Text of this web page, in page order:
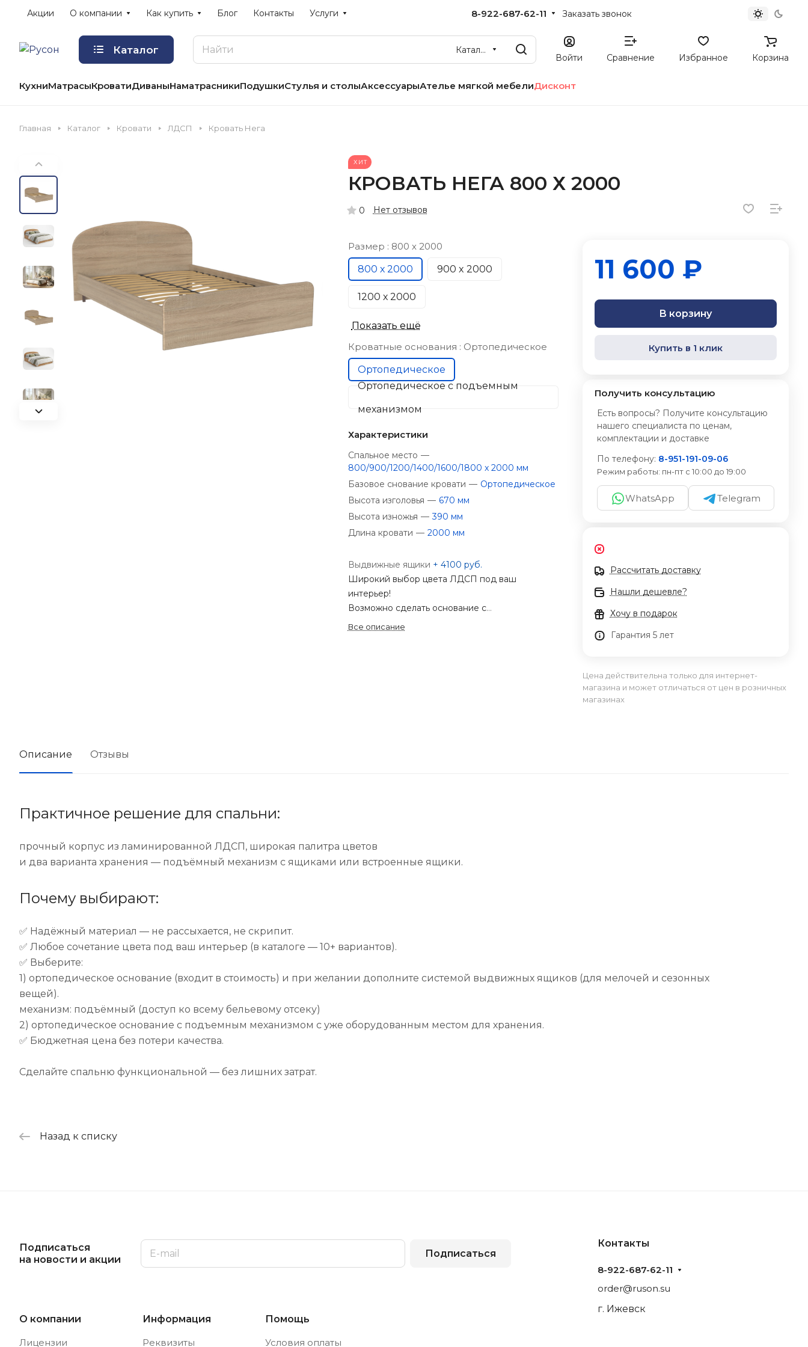
Акции О компании Как купить Блог Контакты Услуги 8-922-687-62-11 Заказать звонок
Каталог Каталог
Войти Сравнение Избранное Корзина
КухниМатрасыКроватиДиваныНаматрасникиПодушкиСтулья и столыАксессуарыАтелье мягкой мебелиДисконт
Главная Каталог Кровати ЛДСП Кровать Нега
ХИТ
КРОВАТЬ НЕГА 800 Х 2000
0 Нет отзывов
Размер : 800 х 2000
800 х 2000
900 x 2000
1200 х 2000
Показать ещё
Кроватные основания : Ортопедическое
Ортопедическое
Ортопедическое с подъемным
механизмом
Характеристики
Спальное место —
800/900/1200/1400/1600/1800 x 2000 мм
Базовое снование кровати — Ортопедическое
Высота изголовья — 670 мм
Высота изножья — 390 мм
Длина кровати — 2000 мм
Выдвижные ящики + 4100 руб.
Широкий выбор цвета ЛДСП под ваш
интерьер!
Возможно сделать основание с
металлокаркасом!
Все описание
11 600 ₽
В корзину
Купить в 1 клик
Получить консультацию
Есть вопросы? Получите консультацию
нашего специалиста по ценам,
комплектации и доставке
По телефону: 8-951-191-09-06
Режим работы: пн-пт с 10:00 до 19:00
WhatsApp Telegram
Рассчитать доставку
Нашли дешевле?
Хочу в подарок
Гарантия 5 лет
Цена действительна только для интернет-
магазина и может отличаться от цен в розничных
магазинах
Описание Отзывы
Практичное решение для спальни:
прочный корпус из ламинированной ЛДСП, широкая палитра цветов
и два варианта хранения — подъёмный механизм с ящиками или встроенные ящики.
Почему выбирают:
✅ Надёжный материал — не рассыхается, не скрипит.
✅ Любое сочетание цвета под ваш интерьер (в каталоге — 10+ вариантов).
✅ Выберите:
1) ортопедическое основание (входит в стоимость) и при желании дополните системой выдвижных ящиков (для мелочей и сезонных
вещей).
механизм: подъёмный (доступ ко всему бельевому отсеку)
2) ортопедическое основание с подъемным механизмом с уже оборудованным местом для хранения.
✅ Бюджетная цена без потери качества.
Сделайте спальню функциональной — без лишних затрат.
Назад к списку
Подписаться
на новости и акции
Подписаться
О компании
Лицензии
Информация
Реквизиты
Помощь
Условия оплаты
Контакты
8-922-687-62-11
order@ruson.su
г. Ижевск